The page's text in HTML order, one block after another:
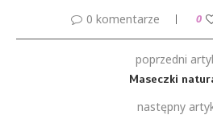
0 komentarze 0
poprzedni
Maseczki
następny